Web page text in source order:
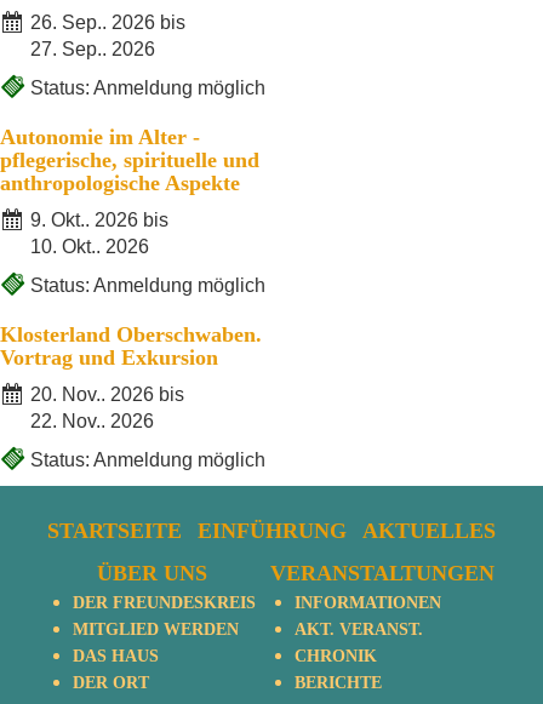
26. Sep.. 2026 bis
27. Sep.. 2026
Status: Anmeldung möglich
Autonomie im Alter -
pflegerische, spirituelle und
anthropologische Aspekte
9. Okt.. 2026 bis
10. Okt.. 2026
Status: Anmeldung möglich
Klosterland Oberschwaben.
Vortrag und Exkursion
20. Nov.. 2026 bis
22. Nov.. 2026
Status: Anmeldung möglich
STARTSEITE EINFÜHRUNG
AKTUELLES
ÜBER UNS
DER FREUNDESKREIS
MITGLIED WERDEN
DAS HAUS
DER ORT
VERANSTALTUNGEN
INFORMATIONEN
AKT. VERANST.
CHRONIK
BERICHTE